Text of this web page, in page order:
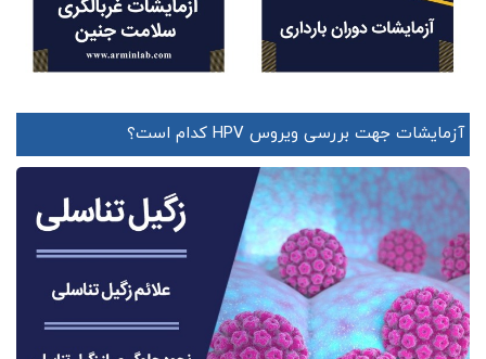
آزمایشات جهت بررسی ویروس HPV کدام است؟